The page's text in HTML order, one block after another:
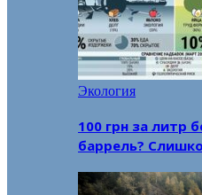
Экология
100 грн за литр
баррель?